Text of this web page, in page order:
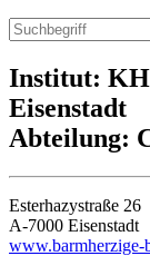
Institut:
Eisenstadt
Abteilung:
Esterhazystraße 26
A-7000 Eisenstadt
www.barmherzige-